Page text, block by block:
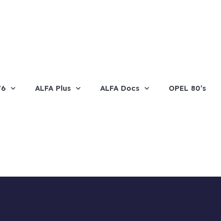
ALFA Plus ALFA Docs OPEL 80’s